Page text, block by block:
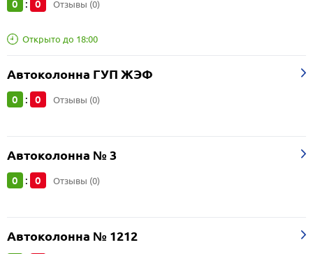
0 : 0 Отзывы (0)
Открыто до 18:00
Автоколонна ГУП ЖЭФ
0 : 0 Отзывы (0)
Автоколонна № 3
0 : 0 Отзывы (0)
Автоколонна № 1212